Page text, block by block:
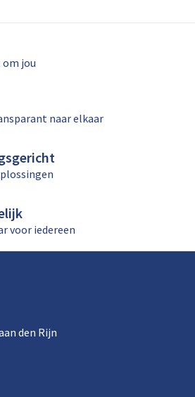
jou
naar elkaar
voor iedereen
den Rijn